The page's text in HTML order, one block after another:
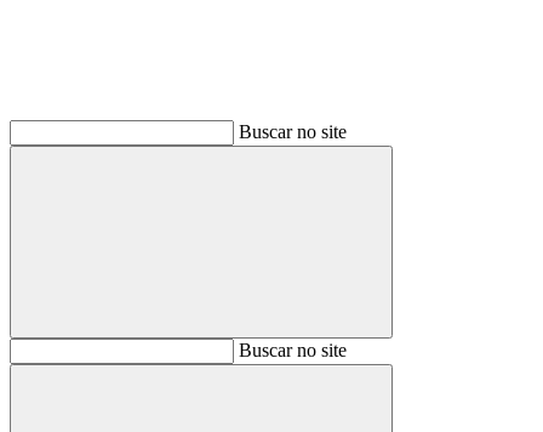
Buscar no site
BuscarBuscar no site